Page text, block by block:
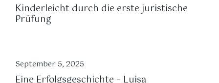
Kinderleicht durch die erste juristische
Prüfung
September 5, 2025
Eine Erfolgsgeschichte – Luisa